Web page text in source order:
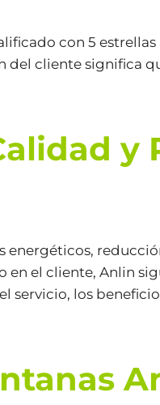
con 5
cliente significa
y
el cliente, Anlin
servicio, los